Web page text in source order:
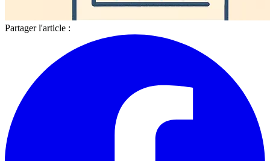
Partager l'article :